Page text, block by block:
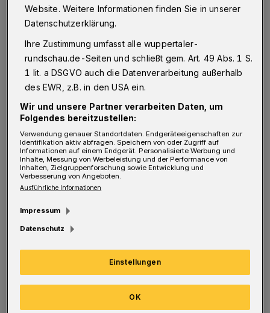
D einen 37:36-Sieg bei Bayer Dormagen,
den die Hansestädter erst nach dem
Schlusspfiff durch einen direkt verwandelten
Freiwurf sicherstellten, hat die Mannschaft
den vorletzten Tabellenplatz verlassen und
vorerst an die Eulen Ludwigshafen abgegeben.
Mit einem Erfolg über den BHC könnte das
Team von Trainer David Röhrig die Weichen
BHC-Aufstiegsfeier: „Ihr habt alle eine Arena verdient“
Handball-Bundesliga
BHC-Aufstiegsfeier: „Ihr habt alle
eine Arena verdient“
„Ich verstehe nicht, warum Lübeck überhaupt
Website. Weitere Informationen finden Sie in unserer
Datenschutzerklärung.
Ihre Zustimmung umfasst alle wuppertaler-
rundschau.de-Seiten und schließt gem. Art. 49 Abs. 1 S.
1 lit. a DSGVO auch die Datenverarbeitung außerhalb
des EWR, z.B. in den USA ein.
Wir und unsere Partner verarbeiten Daten, um
Folgendes bereitzustellen:
Verwendung genauer Standortdaten. Endgeräteeigenschaften zur
Identifikation aktiv abfragen. Speichern von oder Zugriff auf
Informationen auf einem Endgerät. Personalisierte Werbung und
Inhalte, Messung von Werbeleistung und der Performance von
Inhalten, Zielgruppenforschung sowie Entwicklung und
Verbesserung von Angeboten.
Ausführliche Informationen
Impressum
Datenschutz
Einstellungen
OK